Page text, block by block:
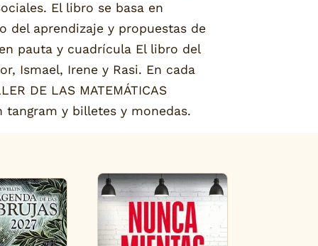
El libro se basa en
del aprendizaje y propuestas de
pauta y cuadrícula El libro del
Ismael, Irene y Rasi. En cada
DE LAS MATEMÁTICAS
tangram y billetes y monedas.